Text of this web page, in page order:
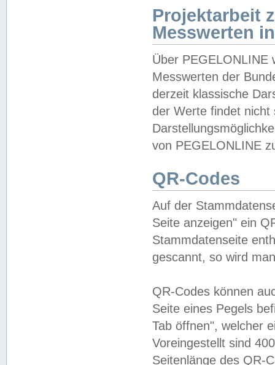
Projektarbeit
Messwerten
Über PEGELONLINE
Messwerten der
derzeit klassische
der Werte findet
von PEGELONLINE
QR-Codes
Auf der
Seite anzeigen" ein
Stammdatenseite
gescannt, so wird
QR-Codes können
Seite eines Pegels
Tab öffnen", welcher
Voreingestellt sind
Seitenlänge des QR-